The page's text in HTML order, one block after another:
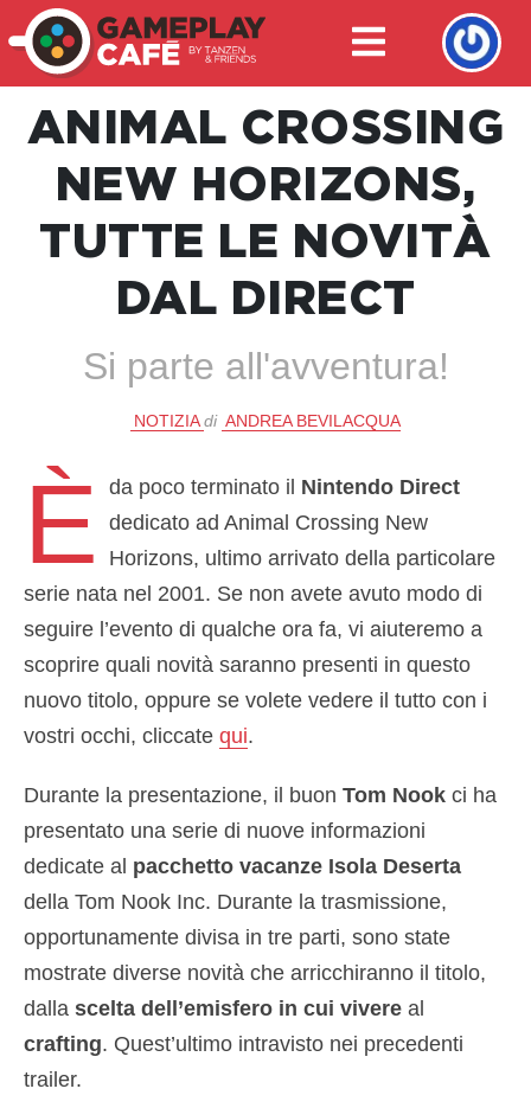
ANIMAL CROSSING
NEW HORIZONS,
TUTTE LE NOVITÀ
DAL DIRECT
Si parte all'avventura!
NOTIZIA di ANDREA BEVILACQUA
È da poco terminato il Nintendo Direct
dedicato ad Animal Crossing New
Horizons, ultimo arrivato della particolare
serie nata nel 2001. Se non avete avuto modo di
seguire l’evento di qualche ora fa, vi aiuteremo a
scoprire quali novità saranno presenti in questo
nuovo titolo, oppure se volete vedere il tutto con i
vostri occhi, cliccate qui.
Durante la presentazione, il buon Tom Nook ci ha
presentato una serie di nuove informazioni
dedicate al pacchetto vacanze Isola Deserta
della Tom Nook Inc. Durante la trasmissione,
opportunamente divisa in tre parti, sono state
mostrate diverse novità che arricchiranno il titolo,
dalla scelta dell’emisfero in cui vivere al
crafting. Quest’ultimo intravisto nei precedenti
trailer.